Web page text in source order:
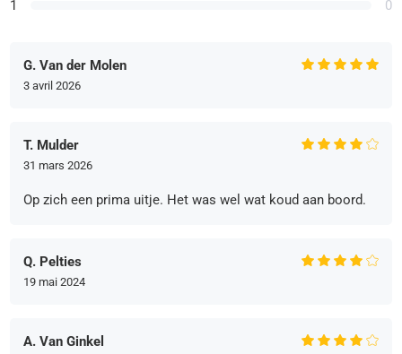
1 0
G. Van der Molen
3 avril 2026
T. Mulder
31 mars 2026
Op zich een prima uitje. Het was wel wat koud aan boord.
Q. Pelties
19 mai 2024
A. Van Ginkel